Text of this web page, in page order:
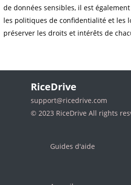
de données sensibles, il est
les politiques de confidentialité et les
préserver les droits et intérêts de
RiceDrive
support@ricedrive.com
© 2023 RiceDrive All rights
Guides d'aide